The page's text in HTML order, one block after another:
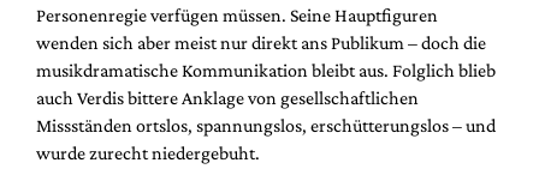
Personenregie verfügen müssen. Seine Hauptfiguren
wenden sich aber meist nur direkt ans Publikum – doch die
musikdramatische Kommunikation bleibt aus. Folglich blieb
auch Verdis bittere Anklage von gesellschaftlichen
Missständen ortslos, spannungslos, erschütterungslos – und
wurde zurecht niedergebuht.